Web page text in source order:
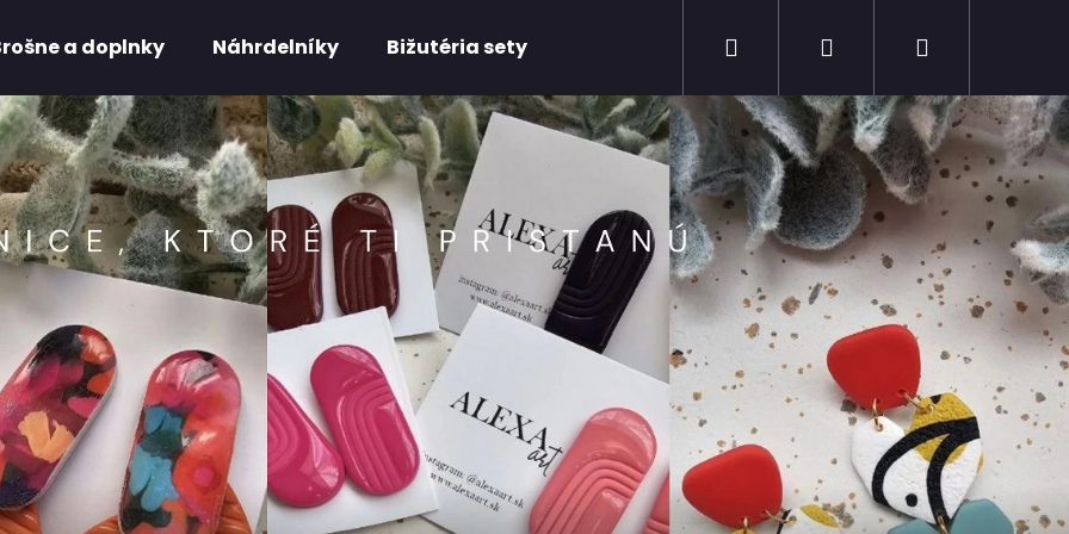
a doplnky Náhrdelníky Bižutéria sety VýpredajHľadať Prihlásenie
košík
Čo potrebujete nájsť?
HĽADAŤ
Odporúčame